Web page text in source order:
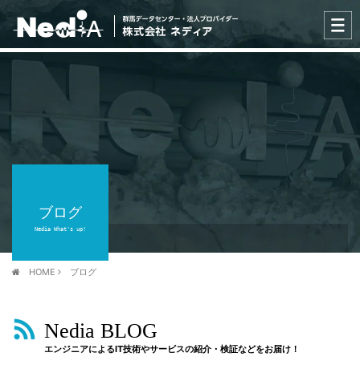
ブログ
Nedia What's up!
HOME ブログ
Nedia BLOG
エンジニアによるIT技術やサービスの紹介・検証などをお届け！